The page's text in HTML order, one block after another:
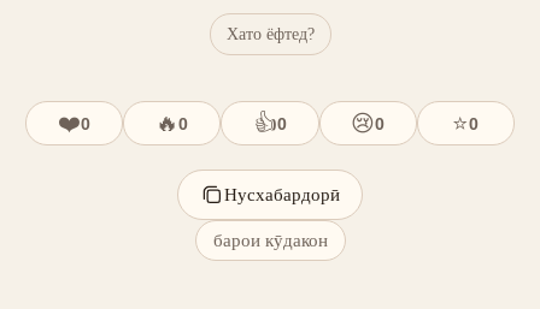
Хато ёфтед?
❤️0 🔥0 👍0 😢0 ⭐0
Нусхабардорӣ
барои кӯдакон